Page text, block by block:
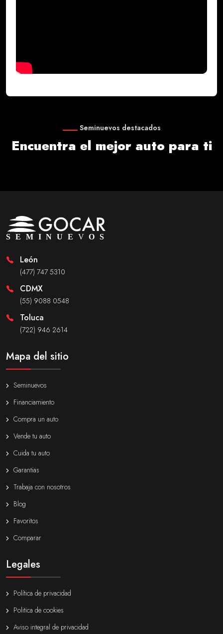
Seminuevos destacados
Encuentra el mejor auto para ti
León
(477) 747 5310
CDMX
(55) 9088 0548
Toluca
(722) 946 2614
Mapa del sitio
Seminuevos
Financiamiento
Compra un auto
Vende tu auto
Cuida tu auto
Garantias
Trabaja con nosotros
Blog
Favoritos
Comparar
Legales
Política de privacidad
Politica de cookies
Aviso integral de privacidad